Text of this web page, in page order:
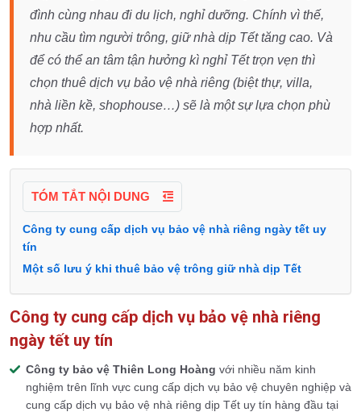
đình cùng nhau đi du lịch, nghỉ dưỡng. Chính vì thế,
nhu cầu tìm người trông, giữ nhà dịp Tết tăng cao. Và
để có thể an tâm tận hưởng kì nghỉ Tết trọn vẹn thì
chọn thuê dịch vụ bảo vệ nhà riêng (biệt thự, villa,
nhà liền kề, shophouse…) sẽ là một sự lựa chọn phù
hợp nhất.
TÓM TẮT NỘI DUNG
Công ty cung cấp dịch vụ bảo vệ nhà riêng ngày tết uy
tín
Một số lưu ý khi thuê bảo vệ trông giữ nhà dịp Tết
Công ty cung cấp dịch vụ bảo vệ nhà riêng
ngày tết uy tín
Công ty bảo vệ Thiên Long Hoàng với nhiều năm kinh
nghiệm trên lĩnh vực cung cấp dịch vụ bảo vệ chuyên nghiệp và
cung cấp dịch vụ bảo vệ nhà riêng dịp Tết uy tín hàng đầu tại